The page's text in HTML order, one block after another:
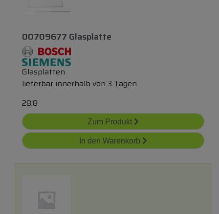
00709677 Glasplatte
Glasplatten
lieferbar innerhalb von 3 Tagen
28.8
Zum Produkt
In den Warenkorb